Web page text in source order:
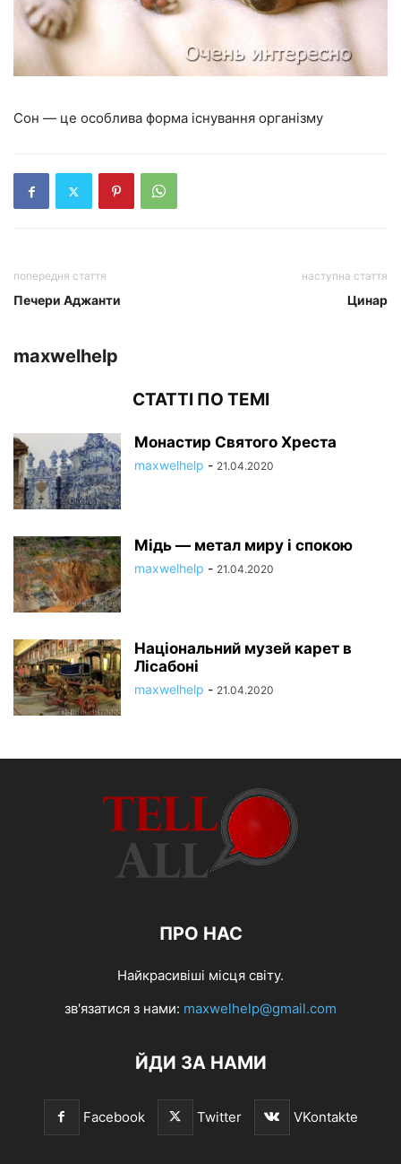
Сон — це особлива форма існування організму
попередня стаття
Печери Аджанти
наступна стаття
Цинар
maxwelhelp
СТАТТІ ПО ТЕМІ
Монастир Святого Хреста
maxwelhelp - 21.04.2020
Мідь — метал миру і спокою
maxwelhelp - 21.04.2020
Національний музей карет в
Лісабоні
maxwelhelp - 21.04.2020
ПРО НАС
Найкрасивіші місця світу.
зв'язатися з нами: maxwelhelp@gmail.com
ЙДИ ЗА НАМИ
Facebook Twitter VKontakte